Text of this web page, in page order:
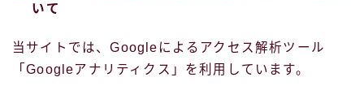
いて
当サイトでは、Googleによるアクセス解析ツール
「Googleアナリティクス」を利用しています。